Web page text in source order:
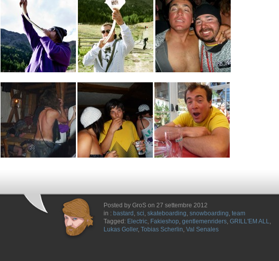
Posted by GroS on 27 settembre 2012
in : bastard , sci, skateboarding, snowboarding, team
Tagged: Electric, Fakieshop, gentlemenriders, GRILL'EM ALL,
Lukas Goller, Tobias Scherlin, Val Senales